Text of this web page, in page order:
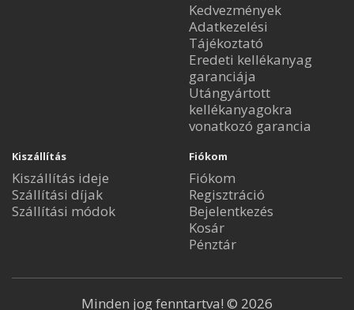
Kedvezmények
Adatkezelési
Tájékoztató
Eredeti kellékanyag
garanciája
Utángyártott
kellékanyagokra
vonatkozó garancia
Kiszállítás
Kiszállítás ideje
Szállítási díjak
Szállítási módok
Fiókom
Fiókom
Regisztráció
Bejelentkezés
Kosár
Pénztár
Minden jog fenntartva! © 2026